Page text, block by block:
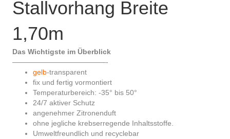
Stallvorhang Breite
1,70m
Das Wichtigste im Überblick
—————————————-
gelb-transparent
fix und fertig vormontiert
Temperaturbereich: -35° bis 50°
24/7 aktiver Schutz
angenehmer Zitronenduft
ohne jegliche krebserregende Inhaltsstoffe.
Umweltfreundlich und recyclebar